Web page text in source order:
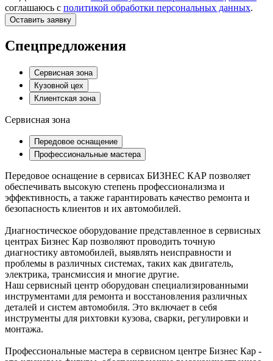
соглашаюсь с политикой обработки персональных данных.
Оставить заявку
Спецпредложения
Сервисная зона
Кузовной цех
Клиентская зона
Сервисная зона
Передовое оснащение
Профессиональные мастера
Передовое оснащение в сервисах БИЗНЕС КАР позволяет
обеспечивать высокую степень профессионализма и
эффективность, а также гарантировать качество ремонта и
безопасность клиентов и их автомобилей.
Диагностическое оборудование представленное в сервисных
центрах Бизнес Кар позволяют проводить точную
диагностику автомобилей, выявлять неисправности и
проблемы в различных системах, таких как двигатель,
электрика, трансмиссия и многие другие.
Наш сервисный центр оборудован специализированными
инструментами для ремонта и восстановления различных
деталей и систем автомобиля. Это включает в себя
инструменты для рихтовки кузова, сварки, регулировки и
монтажа.
Профессиональные мастера в сервисном центре Бизнес Кар -